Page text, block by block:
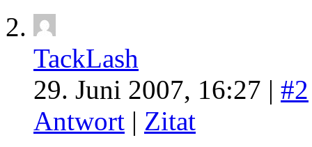
TackLash
29. Juni 2007, 16:27 | #2
Antwort | Zitat